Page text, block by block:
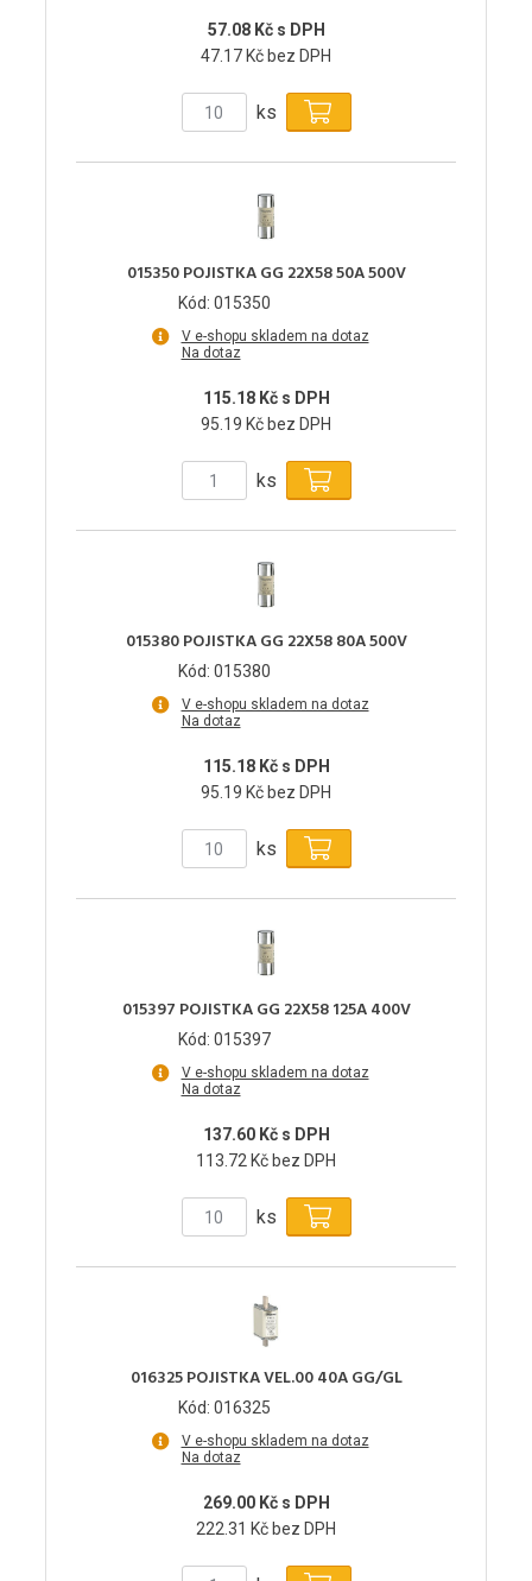
57.08 Kč s DPH
47.17 Kč bez DPH
ks
015350 POJISTKA GG 22X58 50A 500V
Kód: 015350
V e-shopu skladem na dotaz
Na dotaz
115.18 Kč s DPH
95.19 Kč bez DPH
ks
015380 POJISTKA GG 22X58 80A 500V
Kód: 015380
V e-shopu skladem na dotaz
Na dotaz
115.18 Kč s DPH
95.19 Kč bez DPH
ks
015397 POJISTKA GG 22X58 125A 400V
Kód: 015397
V e-shopu skladem na dotaz
Na dotaz
137.60 Kč s DPH
113.72 Kč bez DPH
ks
016325 POJISTKA VEL.00 40A GG/GL
Kód: 016325
V e-shopu skladem na dotaz
Na dotaz
269.00 Kč s DPH
222.31 Kč bez DPH